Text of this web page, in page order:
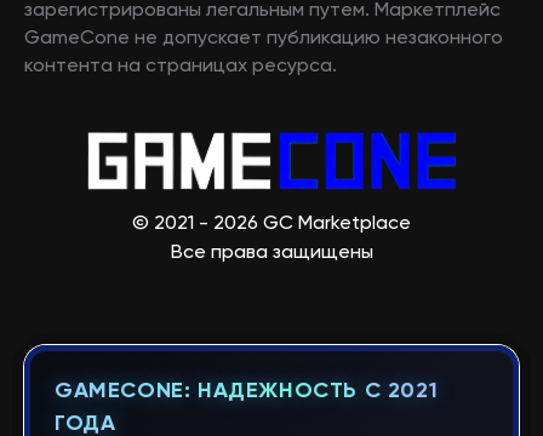
зарегистрированы легальным путем. Маркетплейс
GameCone не допускает публикацию незаконного
контента на страницах ресурса.
© 2021 - 2026 GC Marketplace
Все права защищены
GAMECONE: НАДЕЖНОСТЬ С 2021
ГОДА